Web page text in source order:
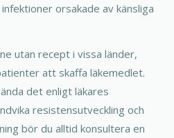
orsakade av känsliga
utan recept i vissa länder,
att skaffa läkemedlet.
det enligt läkares
resistensutveckling och
bör du alltid konsultera en